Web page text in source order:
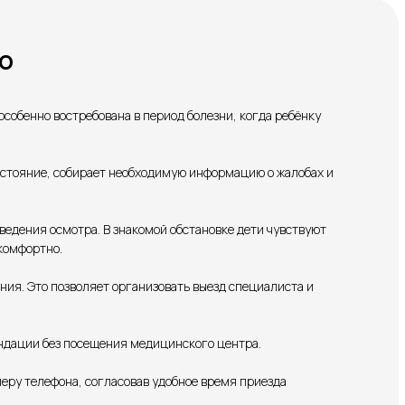
востребована в период болезни, когда ребёнку
собирает необходимую информацию о жалобах и
осмотра. В знакомой обстановке дети чувствуют
Это позволяет организовать выезд специалиста и
без посещения медицинского центра.
телефона, согласовав удобное время приезда